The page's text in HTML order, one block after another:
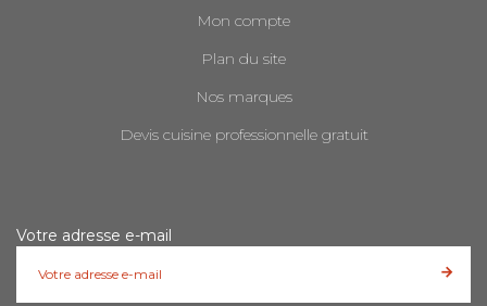
Mon compte
Plan du site
Nos marques
Devis cuisine professionnelle gratuit
Votre adresse e-mail